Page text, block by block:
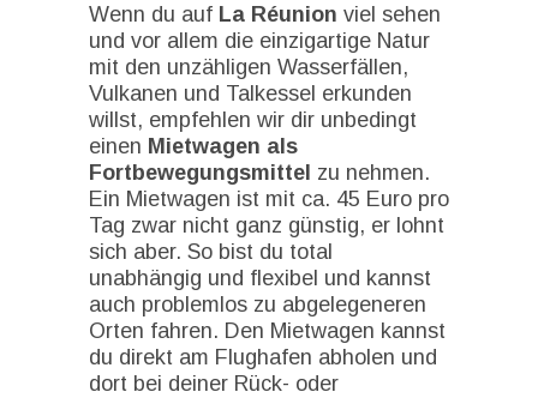
Wenn du auf La Réunion viel sehen
und vor allem die einzigartige Natur
mit den unzähligen Wasserfällen,
Vulkanen und Talkessel erkunden
willst, empfehlen wir dir unbedingt
einen Mietwagen als
Fortbewegungsmittel zu nehmen.
Ein Mietwagen ist mit ca. 45 Euro pro
Tag zwar nicht ganz günstig, er lohnt
sich aber. So bist du total
unabhängig und flexibel und kannst
auch problemlos zu abgelegeneren
Orten fahren. Den Mietwagen kannst
du direkt am Flughafen abholen und
dort bei deiner Rück- oder